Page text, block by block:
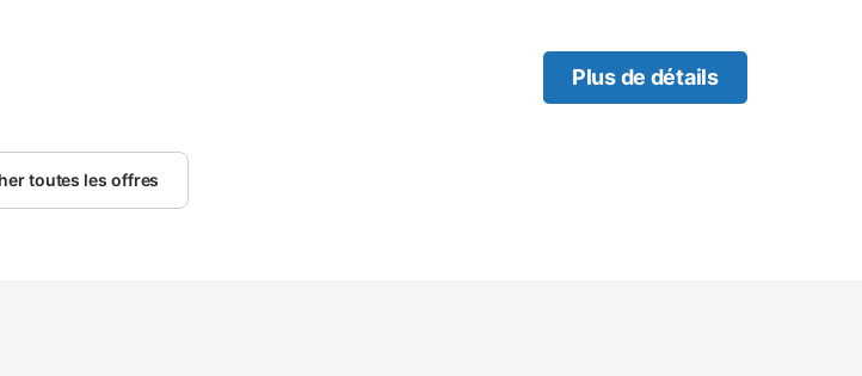
Plus de détails
toutes les offres